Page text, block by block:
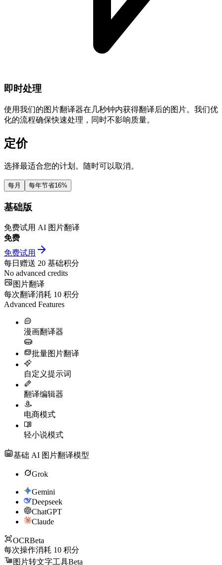
即时处理
使用我们的图片翻译器在几秒钟内获得翻译后的图片。我们优
化的流程确保快速处理，同时不影响质量。
定价
选择最适合您的计划。随时可以取消。
每月 每年节省16%
基础版
免费试用 AI 图片翻译
免费
免费试用
每日赠送 20 基础积分
No advanced credits
图片翻译
每次翻译消耗 10 积分
Advanced Features
漫画翻译器
批量图片翻译
自定义提示词
翻译编辑器
电商模式
轻小说模式
基础 AI 图片翻译模型
Grok
Gemini
Deepseek
ChatGPT
Claude
OCRBeta
每次操作消耗 10 积分
图片转文字工具Beta